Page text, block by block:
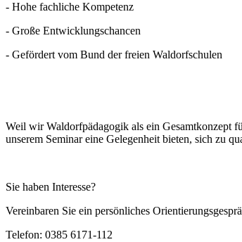
- Hohe fachliche Kompetenz
- Große Entwicklungschancen
- Gefördert vom Bund der freien Waldorfschulen
Weil wir Waldorfpädagogik als ein Gesamtkonzept
unserem Seminar eine Gelegenheit bieten, sich zu
Sie haben Interesse?
Vereinbaren Sie ein persönliches
Telefon: 0385 6171-112